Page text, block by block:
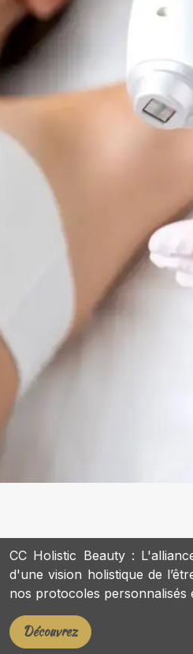
CC Holistic Beauty :
d'une vision holistique de
nos protocoles
Découvrez